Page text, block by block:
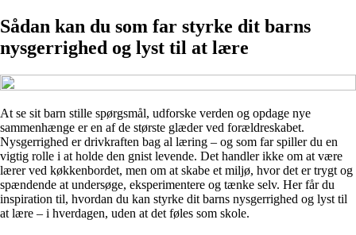
Sådan kan du som far styrke dit barns
nysgerrighed og lyst til at lære
At se sit barn stille spørgsmål, udforske verden og opdage nye
sammenhænge er en af de største glæder ved forældreskabet.
Nysgerrighed er drivkraften bag al læring – og som far spiller du en
vigtig rolle i at holde den gnist levende. Det handler ikke om at være
lærer ved køkkenbordet, men om at skabe et miljø, hvor det er trygt og
spændende at undersøge, eksperimentere og tænke selv. Her får du
inspiration til, hvordan du kan styrke dit barns nysgerrighed og lyst til
at lære – i hverdagen, uden at det føles som skole.